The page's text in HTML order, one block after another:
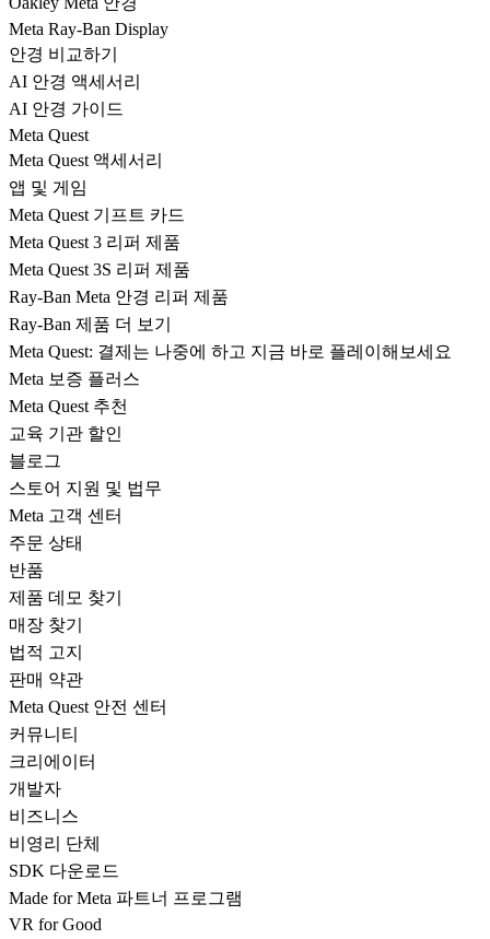
Meta Ray-Ban Display
안경 비교하기
AI 안경 액세서리
AI 안경 가이드
Meta Quest
Meta Quest 액세서리
앱 및 게임
Meta Quest 기프트 카드
Meta Quest 3 리퍼 제품
Meta Quest 3S 리퍼 제품
Ray-Ban Meta 안경 리퍼 제품
Ray-Ban 제품 더 보기
Meta Quest: 결제는 나중에 하고 지금 바로 플레이해보세요
Meta 보증 플러스
Meta Quest 추천
교육 기관 할인
블로그
스토어 지원 및 법무
Meta 고객 센터
주문 상태
반품
제품 데모 찾기
매장 찾기
법적 고지
판매 약관
Meta Quest 안전 센터
커뮤니티
크리에이터
개발자
비즈니스
비영리 단체
SDK 다운로드
Made for Meta 파트너 프로그램
VR for Good